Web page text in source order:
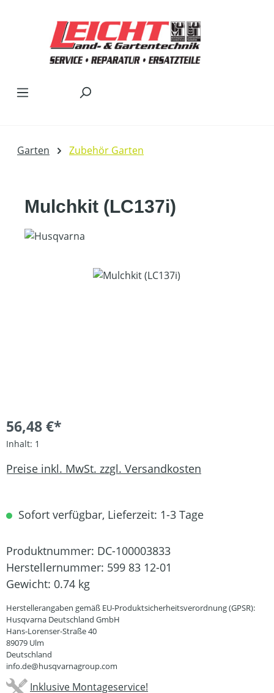
Garten Zubehör Garten
Mulchkit (LC137i)
Bildergalerie überspringen
56,48 €*
Inhalt: 1
Preise inkl. MwSt. zzgl. Versandkosten
Sofort verfügbar, Lieferzeit: 1-3 Tage
Produktnummer: DC-100003833
Herstellernummer: 599 83 12-01
Gewicht: 0.74 kg
Herstellerangaben gemäß EU-Produktsicherheitsverordnung (GPSR):
Husqvarna Deutschland GmbH
Hans-Lorenser-Straße 40
89079 Ulm
Deutschland
info.de@husqvarnagroup.com
Inklusive Montageservice!